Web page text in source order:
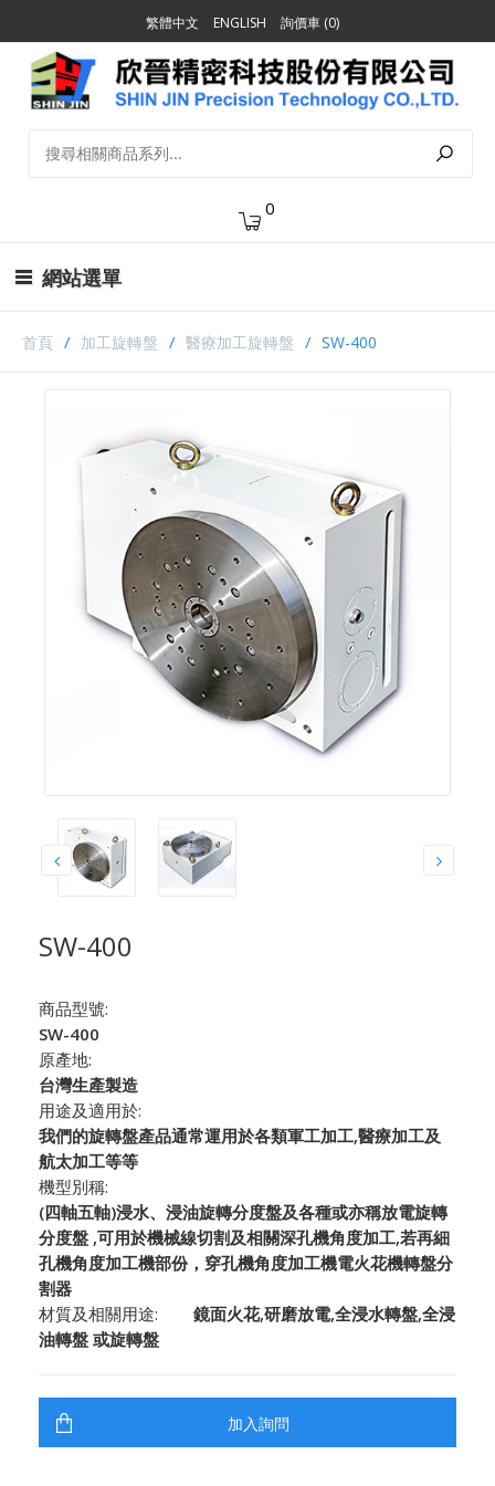
繁體中文 ENGLISH 詢價車 (0)
0
網站選單
首頁 加工旋轉盤 醫療加工旋轉盤 SW-400
SW-400
商品型號:
SW-400
原產地:
台灣生產製造
用途及適用於:
我們的旋轉盤產品通常運用於各類軍工加工,醫療加工及
航太加工等等
機型別稱:
(四軸五軸)浸水、浸油旋轉分度盤及各種或亦稱放電旋轉
分度盤 ,可用於機械線切割及相關深孔機角度加工,若再細
孔機角度加工機部份，穿孔機角度加工機電火花機轉盤分
割器
材質及相關用途:
鏡面火花,研磨放電,全浸水轉盤,全浸
油轉盤 或旋轉盤